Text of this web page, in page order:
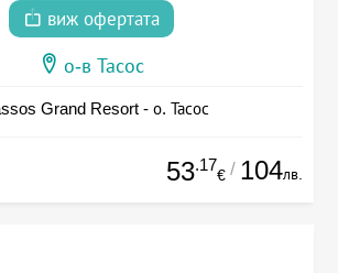
виж офертата
о-в Тасос
Grand Resort - о. Тасос
53.17
€ / 104лв.